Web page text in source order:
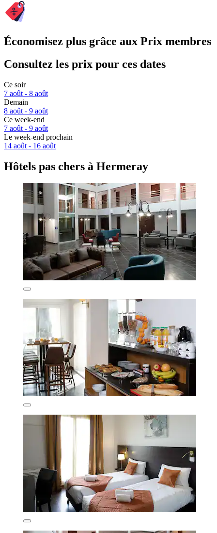
Économisez plus grâce aux Prix membres
Consultez les prix pour ces dates
Ce soir
7 août - 8 août
Demain
8 août - 9 août
Ce week-end
7 août - 9 août
Le week-end prochain
14 août - 16 août
Hôtels pas chers à Hermeray